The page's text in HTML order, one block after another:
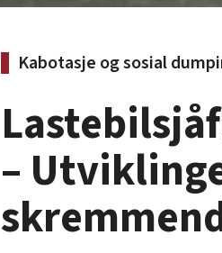
Kabotasje og sosial
–